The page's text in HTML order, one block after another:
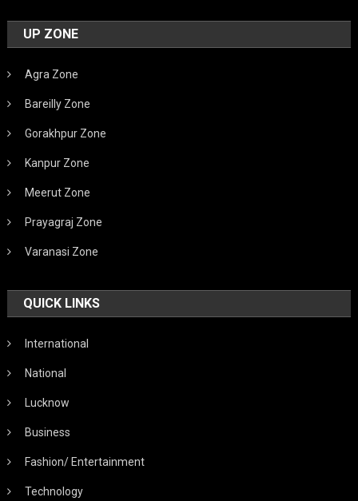
UP ZONE
Agra Zone
Bareilly Zone
Gorakhpur Zone
Kanpur Zone
Meerut Zone
Prayagraj Zone
Varanasi Zone
QUICK LINKS
International
National
Lucknow
Business
Fashion/ Entertainment
Technology